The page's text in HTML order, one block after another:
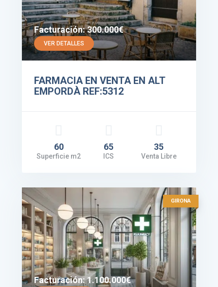
Facturación: 300.000€
VER DETALLES
FARMACIA EN VENTA EN ALT
EMPORDÀ REF:5312
60
Superficie m2
65
ICS
35
Venta Libre
GIRONA
Facturación: 1.100.000€